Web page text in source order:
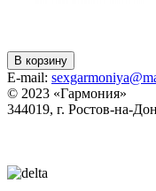
В корзину
E-mail:
© 2023 «Гармония»
344019, г. Ростов-на-